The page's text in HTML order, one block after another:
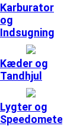
Karburator
og
Indsugning
Kæder og
Tandhjul
Lygter og
Speedometer